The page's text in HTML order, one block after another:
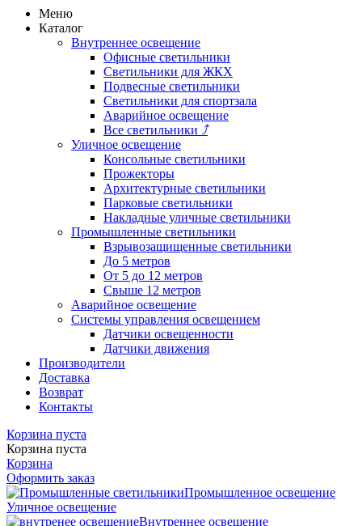
Меню
Каталог
Внутреннее освещение
Офисные светильники
Светильники для ЖКХ
Подвесные светильники
Светильники для спортзала
Аварийное освещение
Все светильники ⤴
Уличное освещение
Консольные светильники
Прожекторы
Архитектурные светильники
Парковые светильники
Накладные уличные светильники
Промышленные светильники
Взрывозащищенные светильники
До 5 метров
От 5 до 12 метров
Свыше 12 метров
Аварийное освещение
Системы управления освещением
Датчики освещенности
Датчики движения
Производители
Доставка
Возврат
Контакты
Корзина пуста
Корзина пуста
Корзина
Оформить заказ
Промышленное освещение
Уличное освещение
Внутреннее освещение